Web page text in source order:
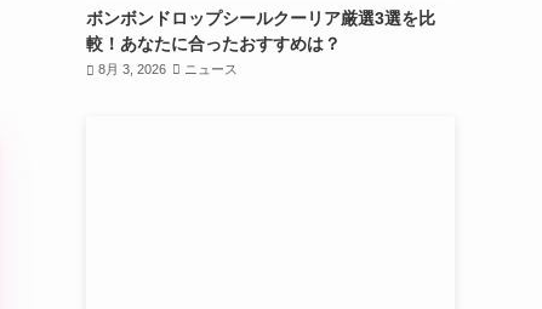
ボンボンドロップシールクーリア厳選3選を比
較！あなたに合ったおすすめは？
8月 3, 2026 ニュース